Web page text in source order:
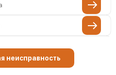
неисправность